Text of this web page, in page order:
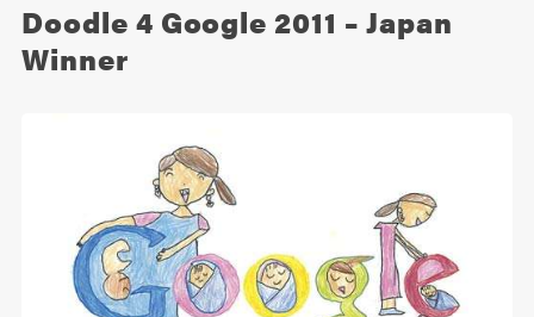
Doodle 4 Google 2011 – Japan
Winner